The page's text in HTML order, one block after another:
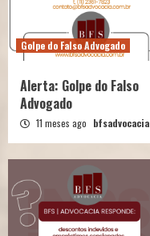
Golpe do Falso Advogado
Alerta: Golpe do Falso
Advogado
11 meses ago bfsadvocacia